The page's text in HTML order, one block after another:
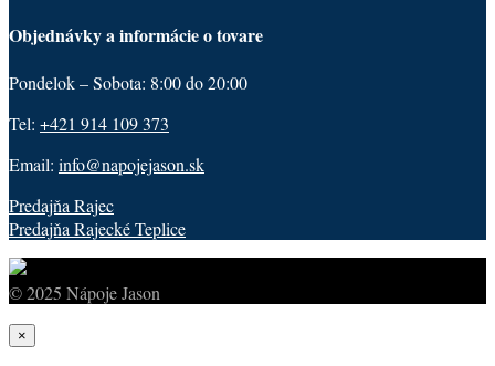
Objednávky a informácie o tovare
Pondelok – Sobota: 8:00 do 20:00
Tel: +421 914 109 373
Email: info@napojejason.sk
Predajňa Rajec
Predajňa Rajecké Teplice
© 2025 Nápoje Jason
×